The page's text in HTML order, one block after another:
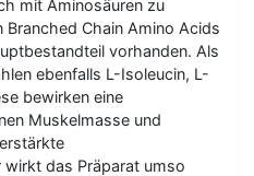
mit Aminosäuren zu
Chain Amino Acids
vorhanden. Als
ebenfalls L-Isoleucin, L-
bewirken eine
Muskelmasse und
wirkt das Präparat umso